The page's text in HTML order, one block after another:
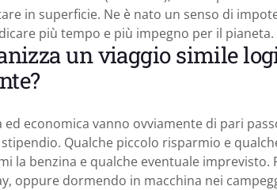
in superficie. Ne è nato un senso di
più tempo e più impegno per il pianeta.
un viaggio simile
ed economica vanno ovviamente di pari
Qualche piccolo risparmio e
la benzina e qualche eventuale
oppure dormendo in macchina nei